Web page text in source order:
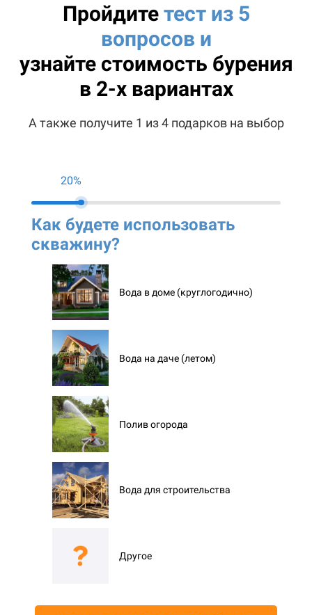
Пройдитетест из 5
вопросов и
узнайте стоимость бурения
в 2-х вариантах
А также получите 1 из 4 подарков на выбор
20%
Как будете использовать
скважину?
Вода в доме (круглогодично)
Вода на даче (летом)
Полив огорода
Вода для строительства
Другое